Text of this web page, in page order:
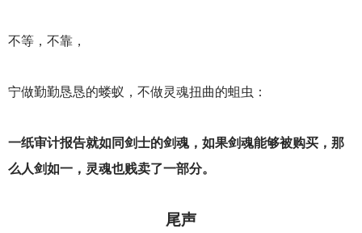
不等，不靠，
宁做勤勤恳恳的蝼蚁，不做灵魂扭曲的蛆虫：
一纸审计报告就如同剑士的剑魂，如果剑魂能够被购买，那
么人剑如一，灵魂也贱卖了一部分。
尾声